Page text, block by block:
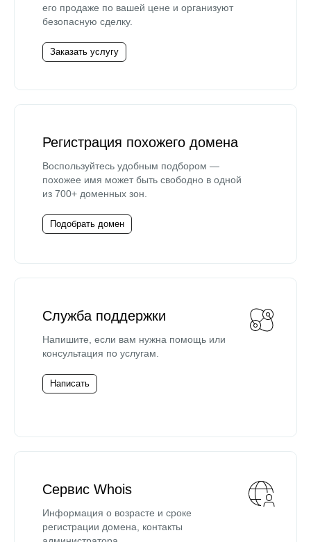
его продаже по вашей цене и организуют
безопасную сделку.
Заказать услугу
Регистрация похожего домена
Воспользуйтесь удобным подбором —
похожее имя может быть свободно в одной
из 700+ доменных зон.
Подобрать домен
Служба поддержки
Напишите, если вам нужна помощь или
консультация по услугам.
Написать
Сервис Whois
Информация о возрасте и сроке
регистрации домена, контакты